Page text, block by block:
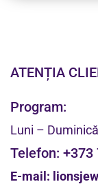
ATENȚIA
Program:
Luni –
Telefon: +373
E-mail: